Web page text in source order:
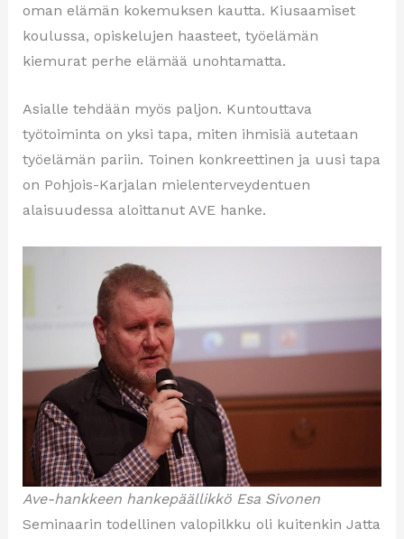
oman elämän kokemuksen kautta. Kiusaamiset
koulussa, opiskelujen haasteet, työelämän
kiemurat perhe elämää unohtamatta.
Asialle tehdään myös paljon. Kuntouttava
työtoiminta on yksi tapa, miten ihmisiä autetaan
työelämän pariin. Toinen konkreettinen ja uusi tapa
on Pohjois-Karjalan mielenterveydentuen
alaisuudessa aloittanut AVE hanke.
Ave-hankkeen hankepäällikkö Esa Sivonen
Seminaarin todellinen valopilkku oli kuitenkin Jatta